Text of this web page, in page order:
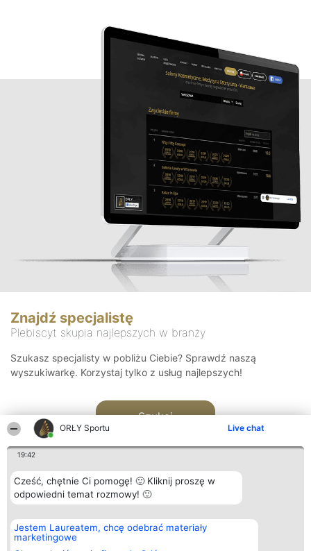
ORŁY Sportu Live chat
19:42
Cześć, chętnie Ci pomogę! 🙂 Kliknij proszę w
odpowiedni temat rozmowy! 🙂
Jestem Laureatem, chcę odebrać materiały
marketingowe
Znajdź specjalistę
Plebiscyt skupia najlepszych w branży
Szukasz specjalisty w pobliżu Ciebie? Sprawdź naszą
wyszukiwarkę. Korzystaj tylko z usług najlepszych!
Szukaj
Organizator plebiscytu
Bright Side Solutions sp. z o.
o. sp. k.
ul. Ruska 22
Plebiscyt
Laureaci
wszystkich
Kontakt
Kontakt